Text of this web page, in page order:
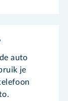
auto
je